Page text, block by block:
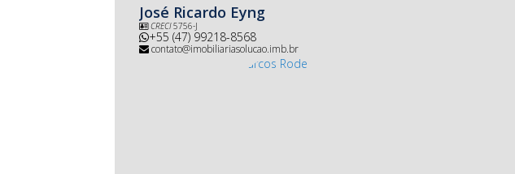
José Ricardo Eyng
CRECI5756-J
+55 (47) 99218-8568
contato@imobiliariasolucao.imb.br